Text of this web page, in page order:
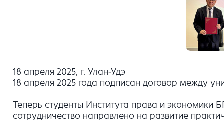
18 апреля 2025, г. Улан-Удэ
18 апреля 2025 года подписан договор между
Теперь студенты Института права и экономики
сотрудничество направлено на развитие